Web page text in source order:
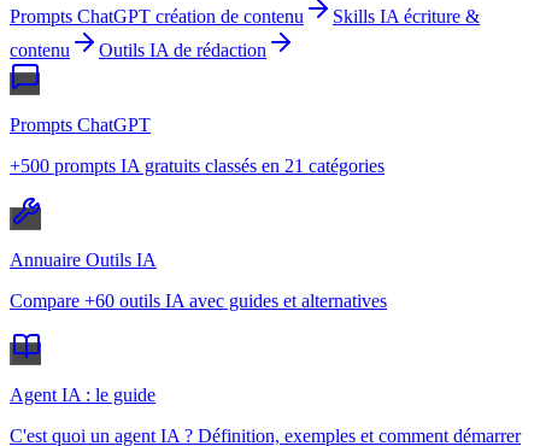
Prompts ChatGPT création de contenu
Skills IA écriture &
contenu
Outils IA de rédaction
Prompts ChatGPT
+500 prompts IA gratuits classés en 21 catégories
Annuaire Outils IA
Compare +60 outils IA avec guides et alternatives
Agent IA : le guide
C'est quoi un agent IA ? Définition, exemples et comment démarrer